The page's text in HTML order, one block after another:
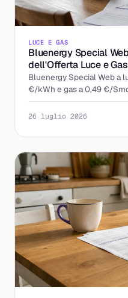
LUCE E GAS
Bluenergy Special
dell'Offerta Luce e
Bluenergy Special Web a
€/kWh e gas a 0,49 €/
quota fissa 9 €/mese.
26 luglio 2026